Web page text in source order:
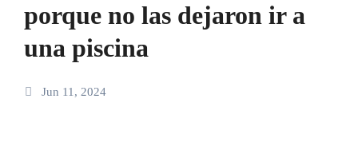
porque no las dejaron ir a
una piscina
Jun 11, 2024